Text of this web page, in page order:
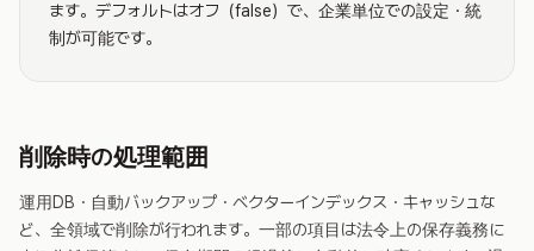
ます。デフォルトはオフ（false）で、企業単位での設定・統
制が可能です。
削除時の処理範囲
運用DB・自動バックアップ・ベクターインデックス・キャッシュな
ど、全領域で削除が行われます。一部の項目は法令上の保存義務に